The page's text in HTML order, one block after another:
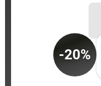
-20%